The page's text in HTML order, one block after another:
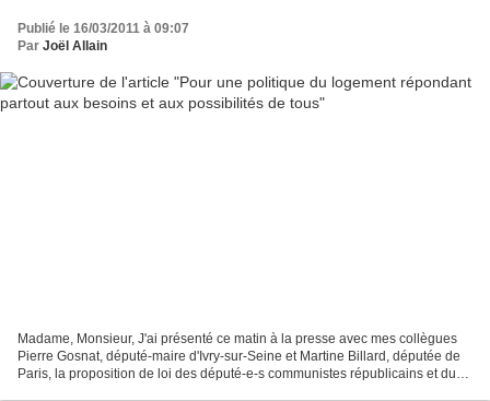
Publié le 16/03/2011 à 09:07
Par Joël Allain
Madame, Monsieur, J'ai présenté ce matin à la presse avec mes collègues
Pierre Gosnat, député-maire d'Ivry-sur-Seine et Martine Billard, députée de
Paris, la proposition de loi des député-e-s communistes républicains et du